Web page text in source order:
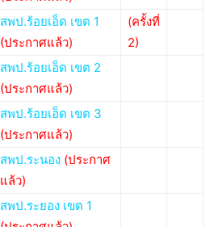
สพป.ร้อยเอ็ด เขต 1
(ประกาศแล้ว)
(ครั้งที่
2)
สพป.ร้อยเอ็ด เขต 2
(ประกาศแล้ว)
สพป.ร้อยเอ็ด เขต 3
(ประกาศแล้ว)
สพป.ระนอง (ประกาศ
แล้ว)
สพป.ระยอง เขต 1